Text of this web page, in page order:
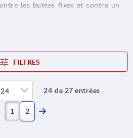
les butées fixes et contre un
FILTRES
24 de 27 entrées
1 (current)
2